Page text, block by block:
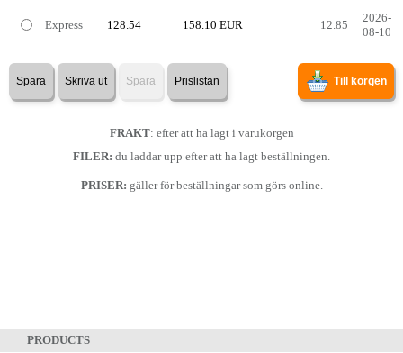
Express 128.54 158.10 EUR 12.85
2026-
08-10
Spara Skriva ut Spara Prislistan Till korgen
FRAKT: efter att ha lagt i varukorgen
FILER: du laddar upp efter att ha lagt beställningen.
PRISER: gäller för beställningar som görs online.
PRODUCTS